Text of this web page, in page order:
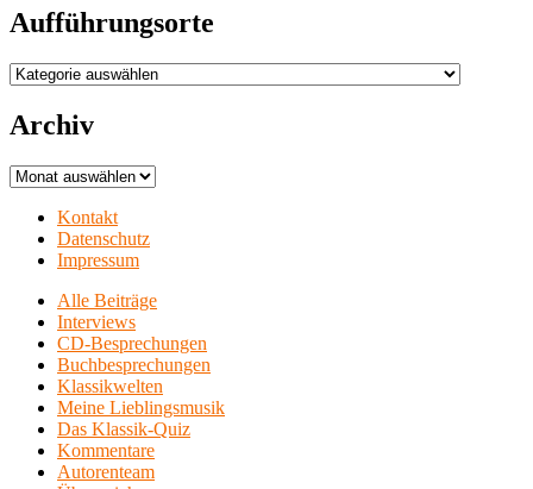
Aufführungsorte
Aufführungsorte
Archiv
Archiv
Kontakt
Datenschutz
Impressum
Alle Beiträge
Interviews
CD-Besprechungen
Buchbesprechungen
Klassikwelten
Meine Lieblingsmusik
Das Klassik-Quiz
Kommentare
Autorenteam